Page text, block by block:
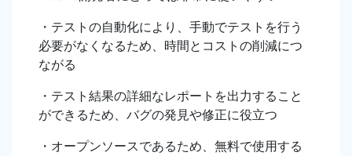
・テストの自動化により、手動でテストを行う
必要がなくなるため、時間とコストの削減につ
ながる
・テスト結果の詳細なレポートを出力すること
ができるため、バグの発見や修正に役立つ
・オープンソースであるため、無料で使用する